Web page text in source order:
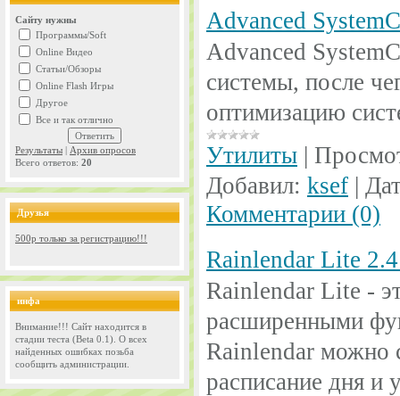
Сайту нужны
Программы/Soft
Online Видео
Статьи/Обзоры
Online Flash Игры
Другое
Все и так отлично
Результаты | Архив опросов
Всего ответов: 20
Друзья
500р только за регистрацию!!!
инфа
Внимание!!! Сайт находится в
стадии теста (Beta 0.1). О всех
найденных ошибках позьба
сообщить администрации.
Advanced
Advanced
системы, после
оптимизацию
Утилиты |
Добавил: ksef |
Комментарии (0)
Rainlendar Lite
Rainlendar Lite -
расширенными
Rainlendar можно
расписание дня и